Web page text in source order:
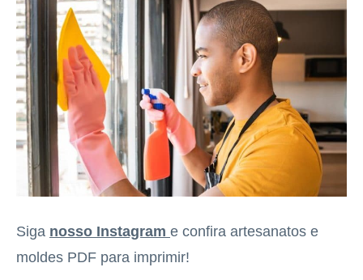
Siga nosso Instagram e confira artesanatos e
moldes PDF para imprimir!